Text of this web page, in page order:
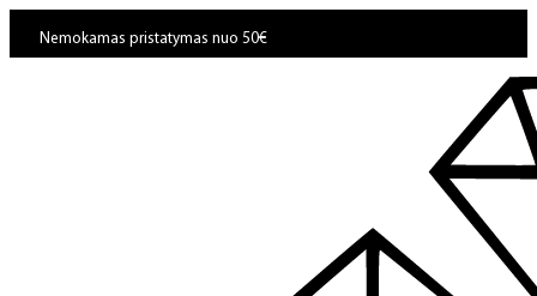
Nemokamas pristatymas nuo 50€